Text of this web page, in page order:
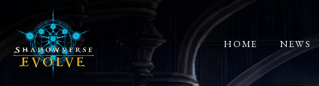
HOME NEWS